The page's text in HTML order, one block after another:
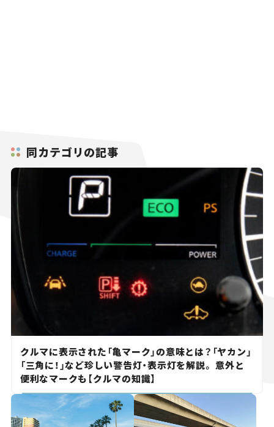
同カテゴリの記事
クルマに表示された「亀マーク」の意味とは？「ヤカン」
「三角に！」など珍しい警告灯・表示灯を解説。 意外と
便利なマークも【クルマの知識】